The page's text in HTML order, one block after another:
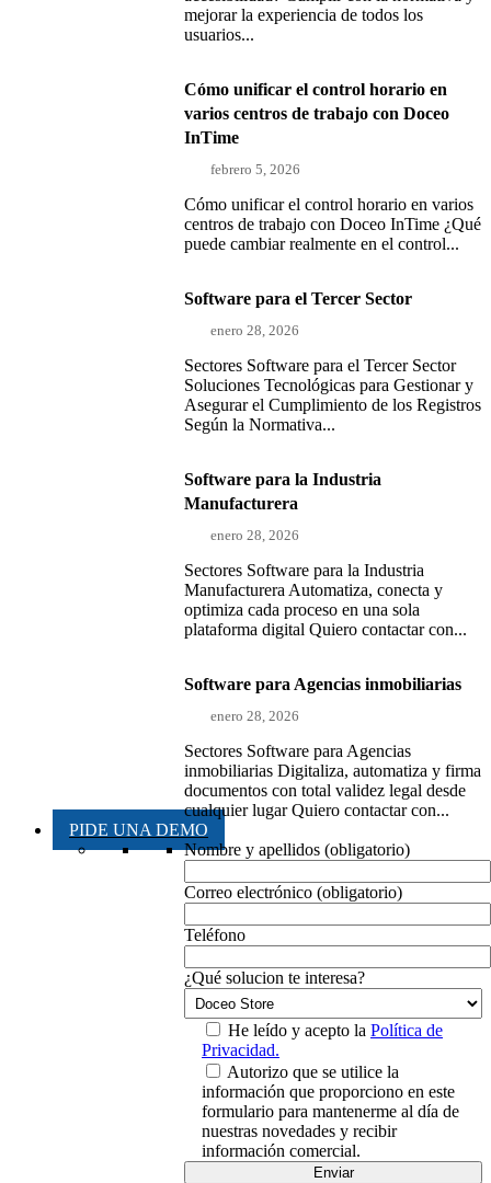
mejorar la experiencia de todos los
usuarios...
Cómo unificar el control horario en
varios centros de trabajo con Doceo
InTime
febrero 5, 2026
Cómo unificar el control horario en varios
centros de trabajo con Doceo InTime ¿Qué
puede cambiar realmente en el control...
Software para el Tercer Sector
enero 28, 2026
Sectores Software para el Tercer Sector
Soluciones Tecnológicas para Gestionar y
Asegurar el Cumplimiento de los Registros
Según la Normativa...
Software para la Industria
Manufacturera
enero 28, 2026
Sectores Software para la Industria
Manufacturera Automatiza, conecta y
optimiza cada proceso en una sola
plataforma digital Quiero contactar con...
Software para Agencias inmobiliarias
enero 28, 2026
Sectores Software para Agencias
inmobiliarias Digitaliza, automatiza y firma
documentos con total validez legal desde
cualquier lugar Quiero contactar con...
PIDE UNA DEMO
Nombre y apellidos (obligatorio)
Correo electrónico (obligatorio)
Teléfono
¿Qué solucion te interesa?
He leído y acepto la Política de
Privacidad.
Autorizo que se utilice la
información que proporciono en este
formulario para mantenerme al día de
nuestras novedades y recibir
información comercial.